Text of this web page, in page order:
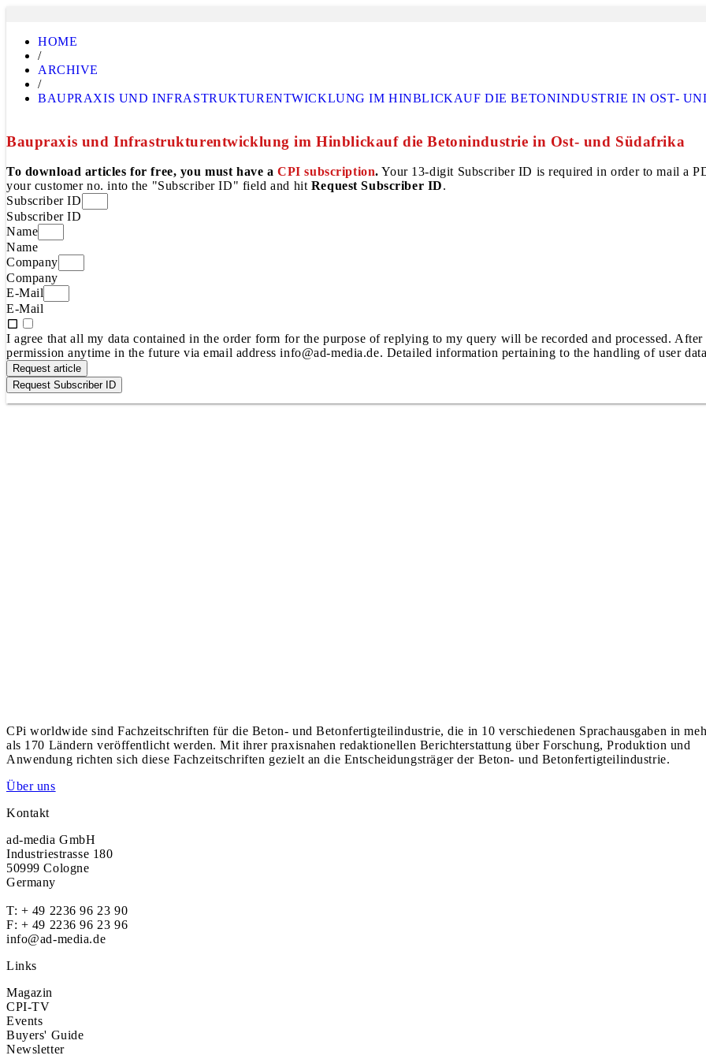
HOME
/
ARCHIVE
/
BAUPRAXIS UND INFRASTRUKTURENTWICKLUNG IM HINBLICKAUF DIE BETONINDUSTRIE IN OST-
Baupraxis und Infrastrukturentwicklung im Hinblickauf die Betonindustrie in Ost- und Südafrika
To download articles for free, you must have aCPI subscription. Your 13-digit Subscriber ID is required in order to mail a
your customer no. into the "Subscriber ID" field and hit Request Subscriber ID.
Subscriber ID
Subscriber ID
Name
Name
Company
Company
E-Mail
E-Mail
I agree that all my data contained in the order form for the purpose of replying to my query will be recorded and processed.
permission anytime in the future via email address info@ad-media.de. Detailed information pertaining to the handling of user
Request article
Request Subscriber ID
CPi worldwide sind Fachzeitschriften für die Beton- und Betonfertigteilindustrie, die in 10 verschiedenen Sprachausgaben in
als 170 Ländern veröffentlicht werden. Mit ihrer praxisnahen redaktionellen Berichterstattung über Forschung, Produktion und
Anwendung richten sich diese Fachzeitschriften gezielt an die Entscheidungsträger der Beton- und Betonfertigteilindustrie.
Über uns
Kontakt
ad-media GmbH
Industriestrasse 180
50999 Cologne
Germany
T: + 49 2236 96 23 90
F: + 49 2236 96 23 96
info@ad-media.de
Links
Magazin
CPI-TV
Events
Buyers' Guide
Newsletter